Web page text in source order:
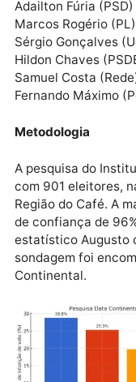
Cenário Geral da
(mai/2025)
Candidato/
Adailton Fúria
Sérgio Gonçalves
Hildon Chaves
Samuel Costa
Fernando Máximo
Metodologia
A pesquisa do
com 901
Região do Café.
de confiança de